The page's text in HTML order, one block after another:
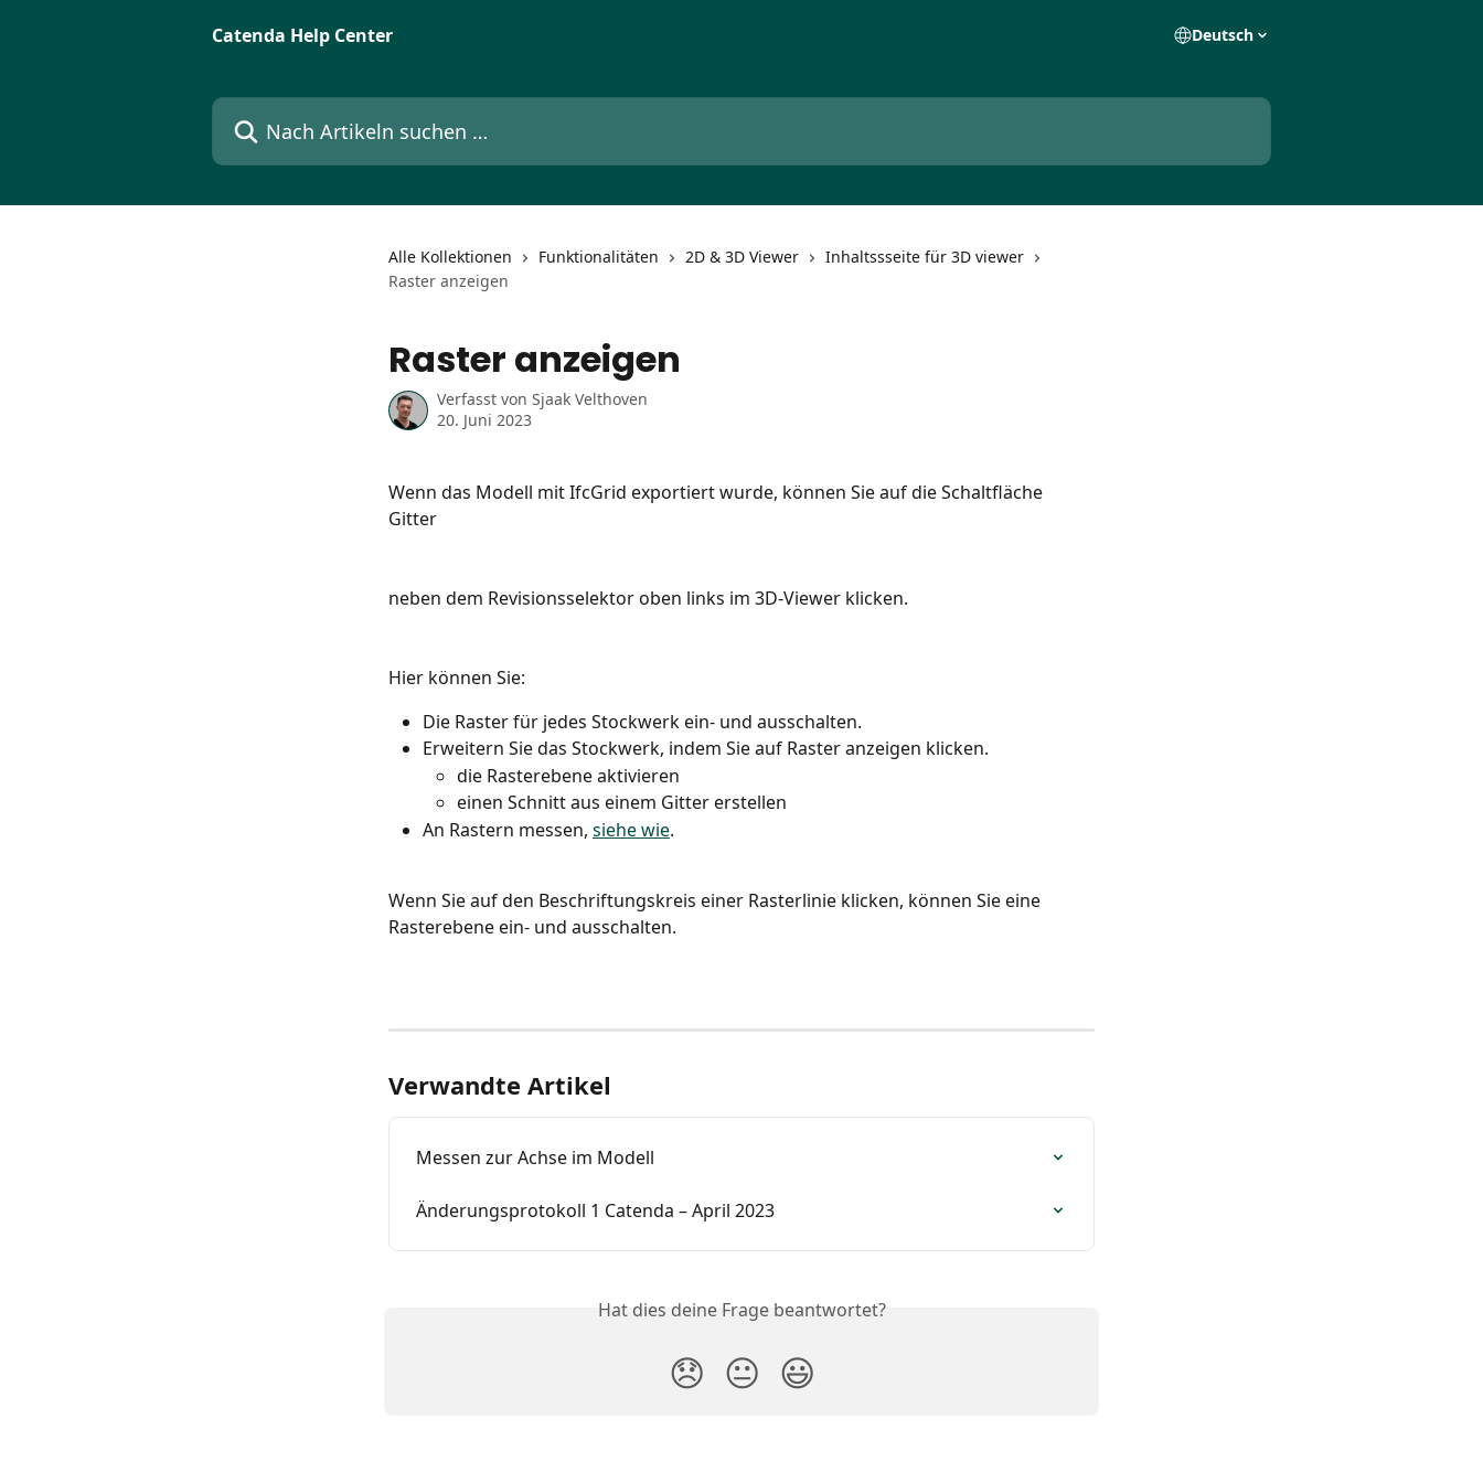
Catenda Help Center
Deutsch
Nach Artikeln suchen …
Alle Kollektionen Funktionalitäten 2D & 3D Viewer
Inhaltssseite für 3D viewer
Raster anzeigen
Raster anzeigen
Verfasst von Sjaak Velthoven
20. Juni 2023
Wenn das Modell mit IfcGrid exportiert wurde, können Sie auf die Schaltfläche
Gitter
neben dem Revisionsselektor oben links im 3D-Viewer klicken.
Hier können Sie:
Die Raster für jedes Stockwerk ein- und ausschalten.
Erweitern Sie das Stockwerk, indem Sie auf Raster anzeigen klicken.
die Rasterebene aktivieren
einen Schnitt aus einem Gitter erstellen
An Rastern messen, siehe wie.
Wenn Sie auf den Beschriftungskreis einer Rasterlinie klicken, können Sie eine
Rasterebene ein- und ausschalten.
Verwandte Artikel
Messen zur Achse im Modell
Änderungsprotokoll 1 Catenda – April 2023
Hat dies deine Frage beantwortet?
😞 😐 😃